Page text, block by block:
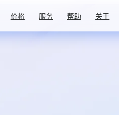
价格 服务 帮助 关于